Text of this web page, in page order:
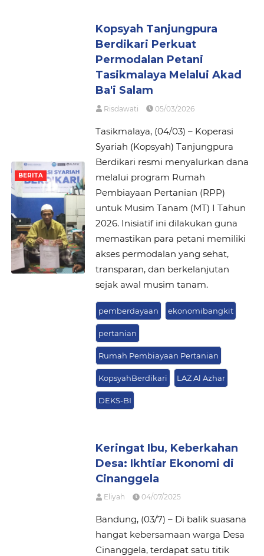
BERITA
Kopsyah Tanjungpura
Berdikari Perkuat
Permodalan Petani
Tasikmalaya Melalui Akad
Ba'i Salam
Risdawati 05/03/2026
Tasikmalaya, (04/03) – Koperasi
Syariah (Kopsyah) Tanjungpura
Berdikari resmi menyalurkan dana
melalui program Rumah
Pembiayaan Pertanian (RPP)
untuk Musim Tanam (MT) I Tahun
2026. Inisiatif ini dilakukan guna
memastikan para petani memiliki
akses permodalan yang sehat,
transparan, dan berkelanjutan
sejak awal musim tanam.
pemberdayaan ekonomibangkit
pertanian
Rumah Pembiayaan Pertanian
KopsyahBerdikari LAZ Al Azhar
DEKS-BI
Keringat Ibu, Keberkahan
Desa: Ikhtiar Ekonomi di
Cinanggela
Eliyah 04/07/2025
Bandung, (03/7) – Di balik suasana
hangat kebersamaan warga Desa
Cinanggela, terdapat satu titik